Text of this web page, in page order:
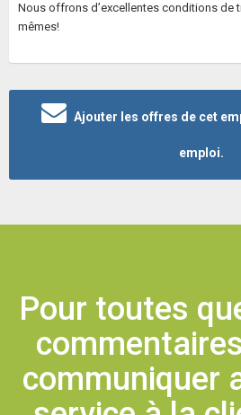
Nous offrons d’excellentes conditions de
mêmes!
Ajouter les offres de cet
emploi.
Pour toutes
communiquer